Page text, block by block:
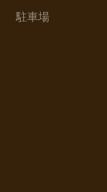
駐車場